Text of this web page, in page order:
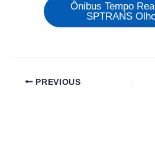
Ônibus Tempo
SPTRANS
PREVIOUS